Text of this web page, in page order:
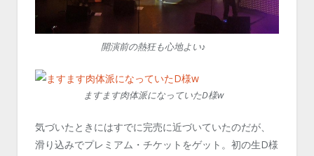
開演前の熱狂も心地よい♪
ますます肉体派になっていたD様w
気づいたときにはすでに完売に近づいていたのだが、
滑り込みでプレミアム・チケットをゲット。初の生D様